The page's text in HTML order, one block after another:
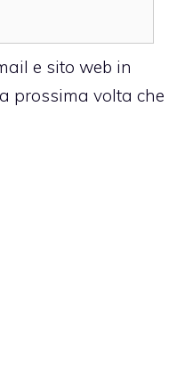
e sito web in
prossima volta che